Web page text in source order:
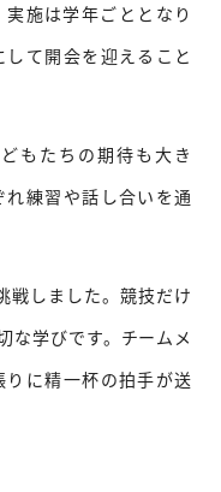
施は学年ごととなり
て開会を迎えること
もたちの期待も大き
練習や話し合いを通
戦しました。競技だけ
な学びです。チームメ
に精一杯の拍手が送